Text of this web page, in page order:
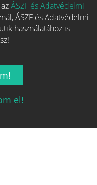
ÁSZF és Adatvédelmi
ÁSZF és Adatvédelmi
használatához is
el!